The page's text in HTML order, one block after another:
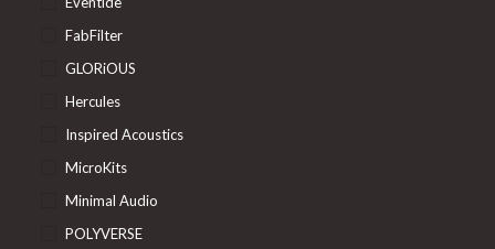
FabFilter
GLORiOUS
Hercules
Inspired Acoustics
MicroKits
Minimal Audio
POLYVERSE